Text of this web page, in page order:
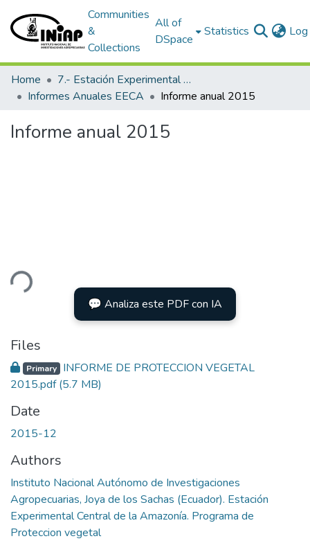
Communities
&
Collections
All of
DSpace
Statistics
Home
7.- Estación Experimental Central Amazónica
Informes Anuales EECA
Informe anual 2015
Informe anual 2015
💬 Analiza este PDF con IA
Files
Primary INFORME DE PROTECCION VEGETAL
2015.pdf(5.7 MB)
Date
2015-12
Authors
Instituto Nacional Autónomo de Investigaciones
Agropecuarias, Joya de los Sachas (Ecuador). Estación
Experimental Central de la Amazonía. Programa de
Proteccion vegetal